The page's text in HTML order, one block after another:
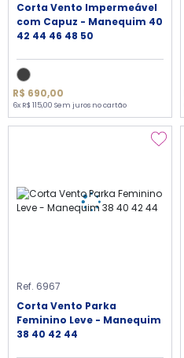
Corta Vento Impermeável
com Capuz - Manequim 40
42 44 46 48 50
R$ 690,00
6x R$ 115,00 Sem juros no cartão
Ref. 6967
Corta Vento Parka
Feminino Leve - Manequim
38 40 42 44